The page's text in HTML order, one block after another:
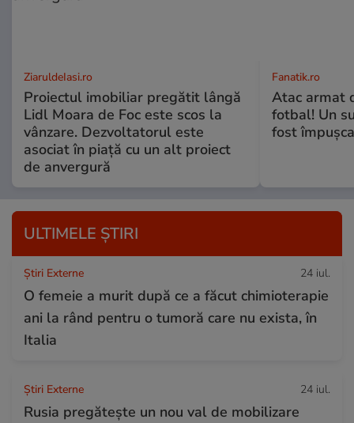
ZiaruldeIasi.ro
Proiectul imobiliar pregătit lângă
Lidl Moara de Foc este scos la
vânzare. Dezvoltatorul este
asociat în piață cu un alt proiect
de anvergură
Fanatik.ro
Atac armat
fotbal! Un
fost
ULTIMELE ȘTIRI
Știri Externe 24 iul.
O femeie a murit după ce a făcut chimioterapie
ani la rând pentru o tumoră care nu exista, în
Italia
Știri Externe 24 iul.
Rusia pregătește un nou val de mobilizare